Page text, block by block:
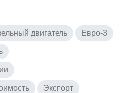
двигатель Евро-3
Экспорт